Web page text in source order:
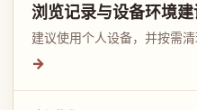
浏览记录与设备环境
建议使用个人设备，并按需清
→